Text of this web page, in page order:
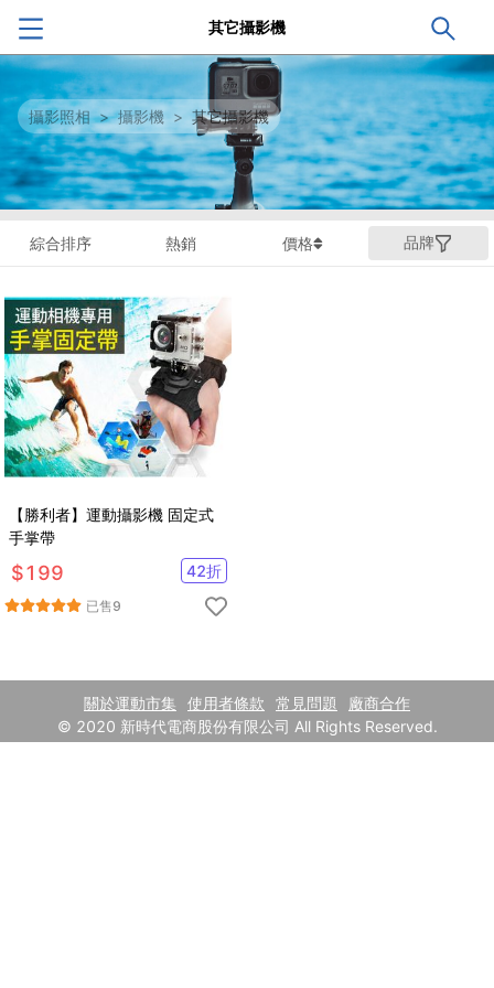
其它攝影機
攝影照相 > 攝影機 > 其它攝影機
綜合排序 熱銷 價格 品牌
【勝利者】運動攝影機 固定式
手掌帶
$199 42折
已售9
關於運動市集 使用者條款 常見問題
廠商合作
© 2020 新時代電商股份有限公司 All Rights Reserved.